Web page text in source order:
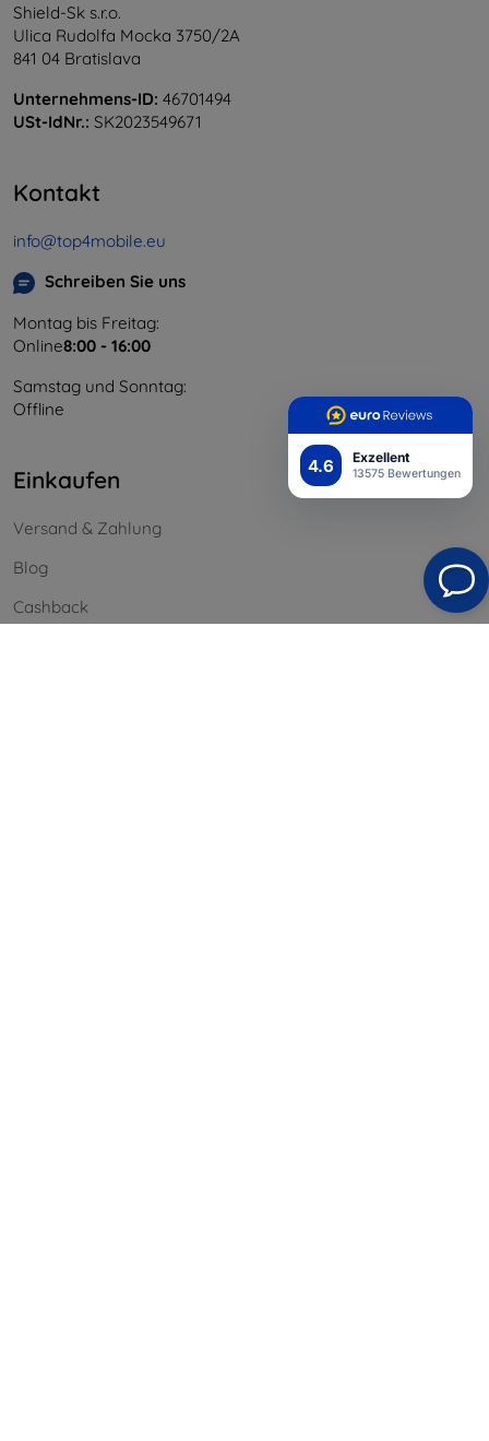
4.6 Exzellent
13575 Bewertungen
Shield-Sk s.r.o.
Ulica Rudolfa Mocka 3750/2A
841 04 Bratislava
Unternehmens-ID: 46701494
USt-IdNr.: SK2023549671
Kontakt
info@top4mobile.eu
Schreiben Sie uns
Montag bis Freitag:
Online8:00 - 16:00
Samstag und Sonntag:
Offline
Einkaufen
Versand & Zahlung
Blog
Cashback